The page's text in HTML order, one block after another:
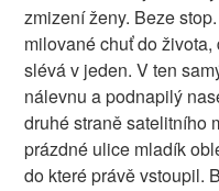
zmizení ženy. Beze
milované chuť do
slévá v jeden. V ten
nálevnu a podnapilý
druhé straně satelitního
prázdné ulice mladík
do které právě vstoupil.